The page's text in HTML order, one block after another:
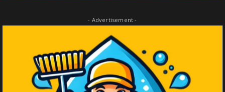
- Advertisement -